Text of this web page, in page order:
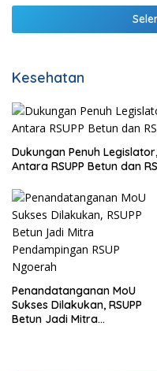
Kesehatan
Dukungan Penuh
Antara RSUPP Betun dan
Penandatanganan MoU
Sukses Dilakukan, RSUPP
Betun Jadi Mitra